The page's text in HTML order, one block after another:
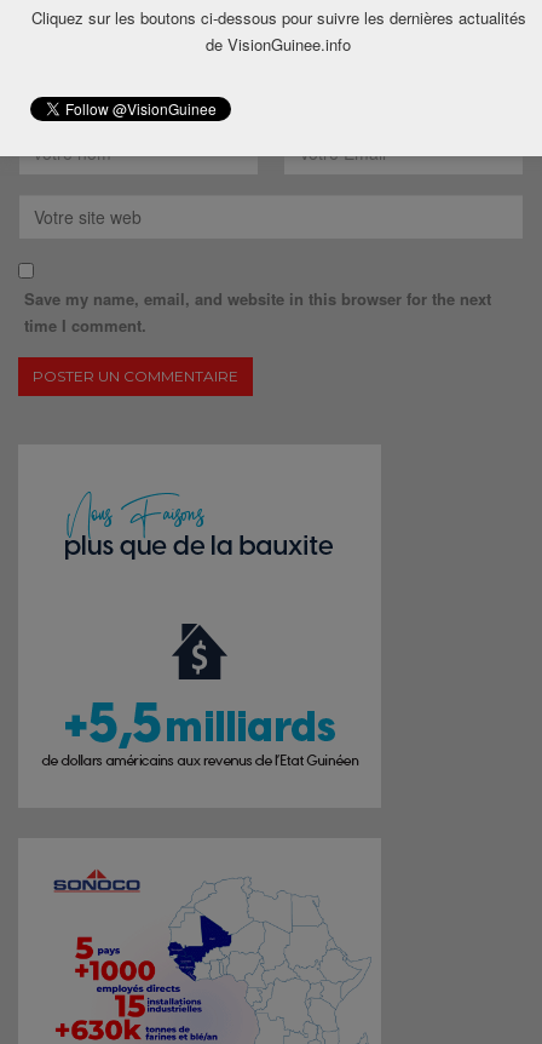
Save my name, email, and website in this browser for the next
time I comment.
Cliquez sur les boutons ci-dessous pour suivre les dernières actualités
de VisionGuinee.info